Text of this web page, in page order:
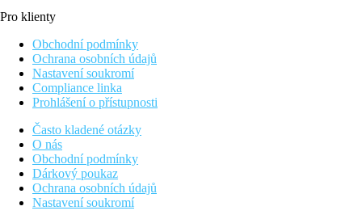
Pro klienty
Obchodní podmínky
Ochrana osobních údajů
Nastavení soukromí
Compliance linka
Prohlášení o přístupnosti
Často kladené otázky
O nás
Obchodní podmínky
Dárkový poukaz
Ochrana osobních údajů
Nastavení soukromí